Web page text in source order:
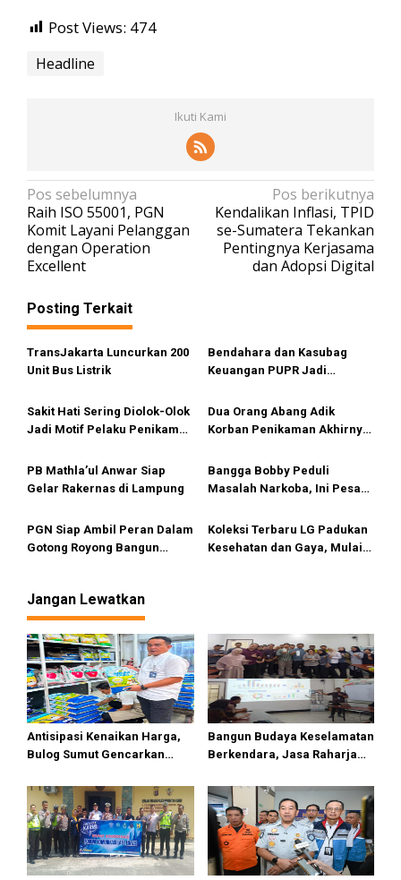
Post Views: 474
Headline
Ikuti Kami
N
a
v
i
g
a
s
i
o
Pos sebelumnya
Raih ISO 55001, PGN
Komit Layani Pelanggan
dengan Operation
Excellent
Pos berikutnya
Kendalikan Inflasi, TPID
se-Sumatera Tekankan
Pentingnya Kerjasama
dan Adopsi Digital
Posting Terkait
TransJakarta Luncurkan 200
Unit Bus Listrik
Bendahara dan Kasubag
Keuangan PUPR Jadi
Sakit Hati Sering Diolok-Olok
Jadi Motif Pelaku Penikaman
Dua Orang Abang Adik
Korban Penikaman Akhirnya
PB Mathla’ul Anwar Siap
Gelar Rakernas di Lampung
Bangga Bobby Peduli
Masalah Narkoba, Ini Pesan
PGN Siap Ambil Peran Dalam
Gotong Royong Bangun
Koleksi Terbaru LG Padukan
Kesehatan dan Gaya, Mulai
Jangan Lewatkan
Antisipasi Kenaikan Harga,
Bulog Sumut Gencarkan
Premium
Bangun Budaya Keselamatan
Berkendara, Jasa Raharja
Pasifik Medan Industri